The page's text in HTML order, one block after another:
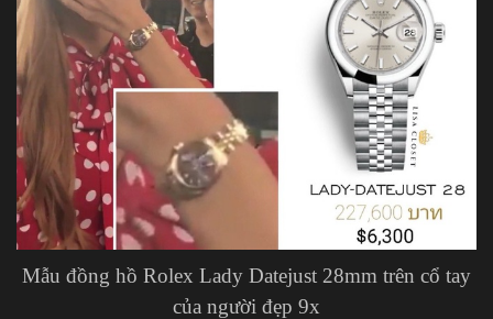
Mẫu đồng hồ Rolex Lady Datejust 28mm trên cổ tay
của người đẹp 9x